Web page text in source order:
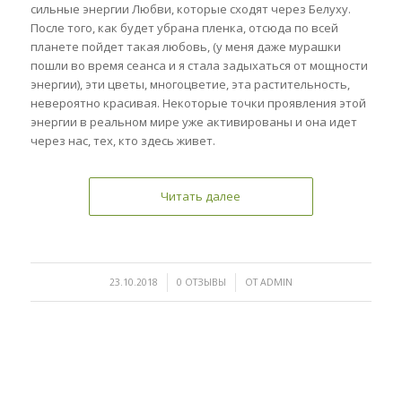
сильные энергии Любви, которые сходят через Белуху.
После того, как будет убрана пленка, отсюда по всей
планете пойдет такая любовь, (у меня даже мурашки
пошли во время сеанса и я стала задыхаться от мощности
энергии), эти цветы, многоцветие, эта растительность,
невероятно красивая. Некоторые точки проявления этой
энергии в реальном мире уже активированы и она идет
через нас, тех, кто здесь живет.
Читать далее
23.10.2018
/ 0 ОТЗЫВЫ
/ ОТADMIN